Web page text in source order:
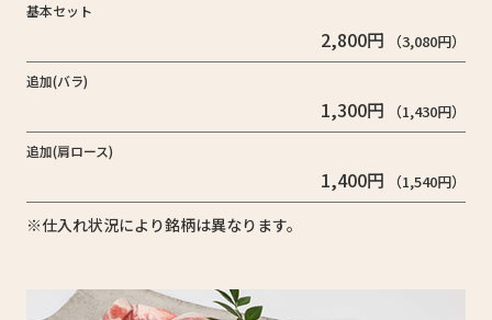
基本セット
2,800円 （3,080円）
追加(バラ)
1,300円 （1,430円）
追加(肩ロース)
1,400円 （1,540円）
※仕入れ状況により銘柄は異なります。